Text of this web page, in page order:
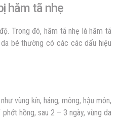
hăm tã nhẹ
Trong đó, hăm tã nhẹ là hăm tã
bé thường có các các dấu hiệu
vùng kín, háng, mông, hậu môn,
hồng, sau 2 – 3 ngày, vùng da